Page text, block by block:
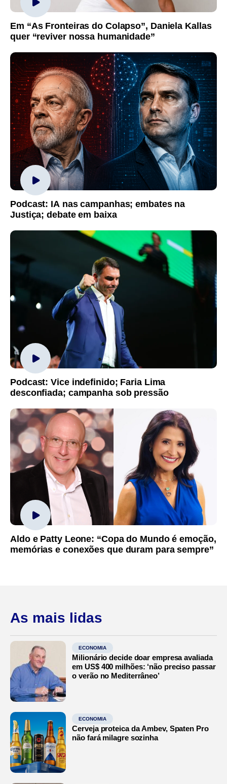
Em “As Fronteiras do Colapso”, Daniela Kallas
quer “reviver nossa humanidade”
Podcast: IA nas campanhas; embates na
Justiça; debate em baixa
Podcast: Vice indefinido; Faria Lima
desconfiada; campanha sob pressão
Aldo e Patty Leone: “Copa do Mundo é emoção,
memórias e conexões que duram para sempre”
As mais lidas
ECONOMIA
Milionário decide doar empresa avaliada
em US$ 400 milhões: ‘não preciso passar
o verão no Mediterrâneo’
ECONOMIA
Cerveja proteica da Ambev, Spaten Pro
não fará milagre sozinha